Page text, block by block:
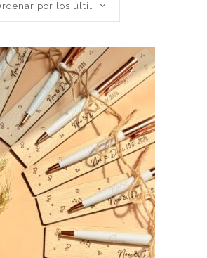
Ordenar por los últimos